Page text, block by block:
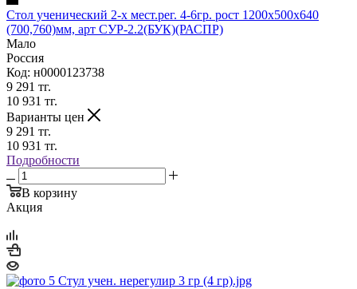
Стол ученический 2-х мест.рег. 4-6гр. рост 1200х500х640
(700,760)мм, арт СУР-2.2(БУК)(РАСПР)
Мало
Россия
Код: н0000123738
9 291 тг.
10 931 тг.
Варианты цен
9 291 тг.
10 931 тг.
Подробности
В корзину
Акция